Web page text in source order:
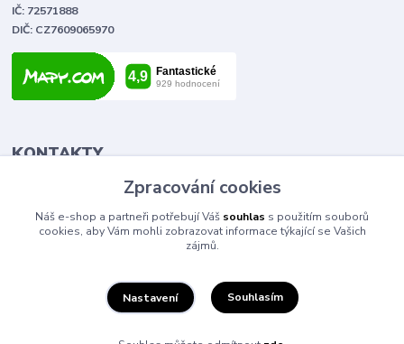
IČ: 72571888
DIČ: CZ7609065970
KONTAKTY
Tomáš Vlček
+420 702 090 443
volejte od 9,00 - 20,00 hod
info@elektromaterial.cz
Zpracování cookies
Náš e-shop a partneři potřebují Váš souhlas s použitím souborů
cookies, aby Vám mohli zobrazovat informace týkající se Vašich
zájmů.
Nastavení Souhlasím